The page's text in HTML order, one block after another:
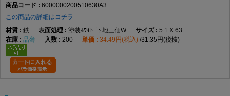
6000000200510630A3
この商品の詳細はコチラ
鉄
塗装ﾎﾜｲﾄ･下地三価W
5.1 X 63
品薄
200 34.49円(税込) 31.35円(税抜)